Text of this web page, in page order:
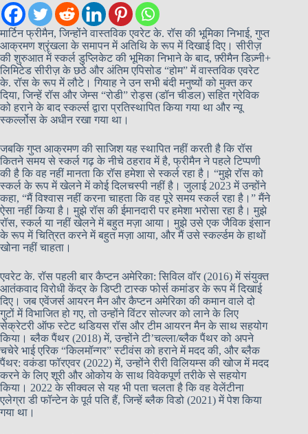
मार्टिन फ्रीमैन, जिन्होंने वास्तविक एवरेट के. रॉस की भूमिका निभाई, गुप्त
आक्रमण श्रृंखला के समापन में अतिथि के रूप में दिखाई दिए। सीरीज़
की शुरुआत में स्कर्ल डुप्लिकेट की भूमिका निभाने के बाद, फ़्रीमैन डिज़्नी+
लिमिटेड सीरीज़ के छठे और अंतिम एपिसोड “होम” में वास्तविक एवरेट
के. रॉस के रूप में लौटे। गियाह ने उन सभी बंदी मनुष्यों को मुक्त कर
दिया, जिन्हें रॉस और जेम्स “रोडी” रोड्स (डॉन चीडल) सहित ग्रेविक
को हराने के बाद स्कर्ल्स द्वारा प्रतिस्थापित किया गया था और न्यू
स्कर्ल्लोस के अधीन रखा गया था।
जबकि गुप्त आक्रमण की साजिश यह स्थापित नहीं करती है कि रॉस
कितने समय से स्कर्ल गढ़ के नीचे ठहराव में है, फ्रीमैन ने पहले टिप्पणी
की है कि वह नहीं मानता कि रॉस हमेशा से स्कर्ल रहा है। “मुझे रॉस को
स्कर्ल के रूप में खेलने में कोई दिलचस्पी नहीं है। जुलाई 2023 में उन्होंने
कहा, “मैं विश्वास नहीं करना चाहता कि वह पूरे समय स्कर्ल रहा है।” मैंने
ऐसा नहीं किया है। मुझे रॉस की ईमानदारी पर हमेशा भरोसा रहा है। मुझे
रॉस, स्कर्ल या नहीं खेलने में बहुत मज़ा आया। मुझे उसे एक जैविक इंसान
के रूप में चित्रित करने में बहुत मज़ा आया, और मैं उसे स्कर्ल्डम के हाथों
खोना नहीं चाहता।
एवरेट के. रॉस पहली बार कैप्टन अमेरिका: सिविल वॉर (2016) में संयुक्त
आतंकवाद विरोधी केंद्र के डिप्टी टास्क फोर्स कमांडर के रूप में दिखाई
दिए। जब एवेंजर्स आयरन मैन और कैप्टन अमेरिका की कमान वाले दो
गुटों में विभाजित हो गए, तो उन्होंने विंटर सोल्जर को लाने के लिए
सेक्रेटरी ऑफ स्टेट थडियस रॉस और टीम आयरन मैन के साथ सहयोग
किया। ब्लैक पैंथर (2018) में, उन्होंने टी’चल्ला/ब्लैक पैंथर को अपने
चचेरे भाई एरिक “किलमॉन्गर” स्टीवंस को हराने में मदद की, और ब्लैक
पैंथर: वकंडा फॉरएवर (2022) में, उन्होंने रीरी विलियम्स की खोज में मदद
करने के लिए शूरी और ओकोय के साथ विवेकपूर्ण तरीके से सहयोग
किया। 2022 के सीक्वल से यह भी पता चलता है कि वह वेलेंटीना
एलेग्रा डी फॉन्टेन के पूर्व पति हैं, जिन्हें ब्लैक विडो (2021) में पेश किया
गया था।